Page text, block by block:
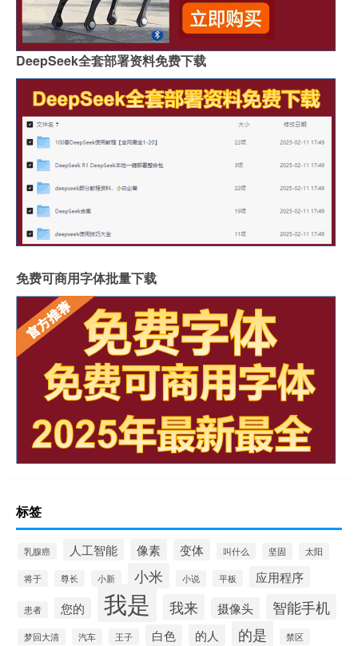
DeepSeek全套部署资料免费下载
免费可商用字体批量下载
标签
乳腺癌 人工智能 像素 变体 叫什么 坚固 太阳
将于 尊长 小新 小米 小说 平板 应用程序
患者 您的 我是 我来 摄像头 智能手机
梦回大清 汽车 王子 白色 的人 的是 禁区